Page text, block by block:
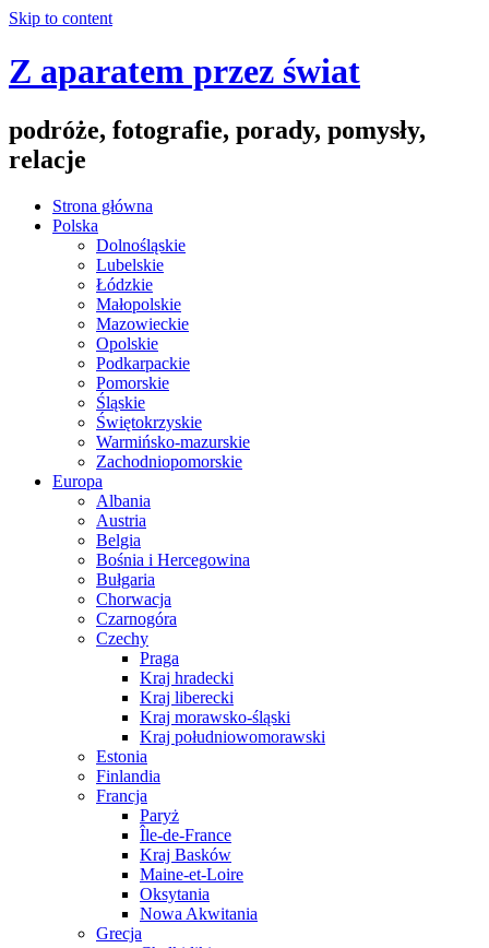
Skip to content
Z aparatem przez świat
podróże, fotografie, porady, pomysły,
relacje
Strona główna
Polska
Dolnośląskie
Lubelskie
Łódzkie
Małopolskie
Mazowieckie
Opolskie
Podkarpackie
Pomorskie
Śląskie
Świętokrzyskie
Warmińsko-mazurskie
Zachodniopomorskie
Europa
Albania
Austria
Belgia
Bośnia i Hercegowina
Bułgaria
Chorwacja
Czarnogóra
Czechy
Praga
Kraj hradecki
Kraj liberecki
Kraj morawsko-śląski
Kraj południowomorawski
Estonia
Finlandia
Francja
Paryż
Île-de-France
Kraj Basków
Maine-et-Loire
Oksytania
Nowa Akwitania
Grecja